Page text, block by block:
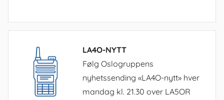
LA4O-NYTT
Følg Oslogruppens
nyhetssending «LA4O-nytt» hver
mandag kl. 21.30 over LA5OR